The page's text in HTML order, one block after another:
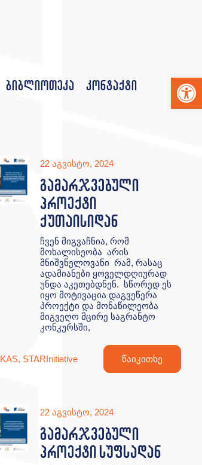
ბიბლიოთეკა კონტაქტი
22 აგვისტო, 2024
გამარჯვებული
პროექტი
ქუთაისიდან
ჩვენ მიგვაჩნია, რომ
მოხალისეობა არის
მნიშვნელოვანი რამ, რასაც
ადამიანები ყოველდღიურად
უნდა აკეთებდნენ. სწორედ ეს
იყო მოტივაცია დაგვეწერა
პროექტი და მონაწილეობა
მიგვეღო მცირე საგრანტო
კონკურსში,
KAS, STARInitiative წაიკითხე
22 აგვისტო, 2024
გამარჯვებული
პროექტი სუფსადან